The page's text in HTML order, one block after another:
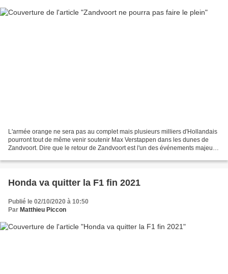
L'armée orange ne sera pas au complet mais plusieurs milliers d'Hollandais
pourront tout de même venir soutenir Max Verstappen dans les dunes de
Zandvoort. Dire que le retour de Zandvoort est l'un des événements majeurs
Honda va quitter la F1 fin 2021
Publié le 02/10/2020 à 10:50
Par Matthieu Piccon